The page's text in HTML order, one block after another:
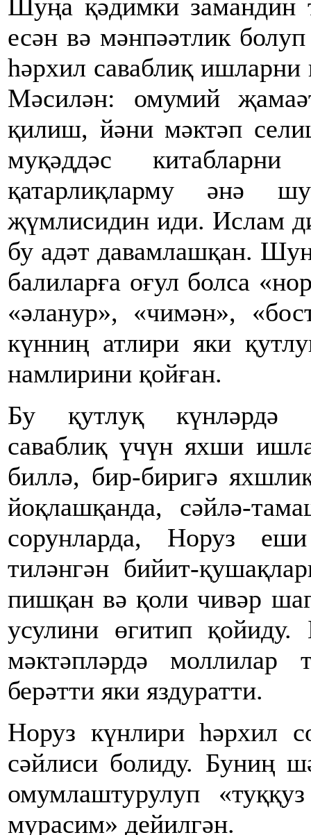
Шуңа қәдимки замандин
есән вә мәнпәәтлик
һәрхил саваблиқ
Мәсилән: омумий
қилиш, йәни мәктәп
муқәддәс
қатарлиқларму әнә
җүмлисидин иди. Ислам
бу адәт давамлашқан.
балиларға оғул болса
«әланур», «чимән»,
күнниң атлири яки
намлирини қойған.
Бу қутлуқ күнләрдә
саваблиқ үчүн яхши
биллә, бир-биригә
йоқлашқанда, сәйлә-
сорунларда, Норуз
тиләнгән бийит-
пишқан вә қоли чивәр
усулини өгитип қойиду.
мәктәпләрдә моллилар
берәтти яки яздуратти.
Норуз күнлири һәрхил
сәйлиси болиду. Буниң
омумлаштурулуп
мурасим» дейилгән.